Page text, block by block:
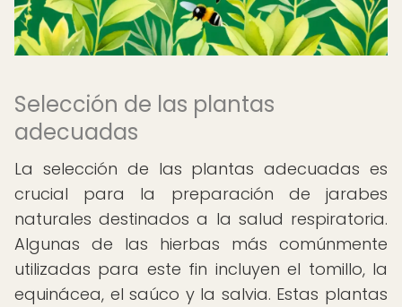
Selección de las plantas
adecuadas
La selección de las plantas adecuadas es
crucial para la preparación de jarabes
naturales destinados a la salud respiratoria.
Algunas de las hierbas más comúnmente
utilizadas para este fin incluyen el tomillo, la
equinácea, el saúco y la salvia. Estas plantas